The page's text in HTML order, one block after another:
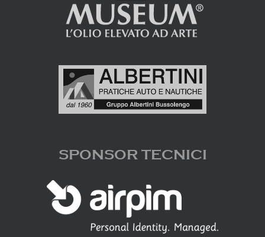
SPONSOR TECNICI